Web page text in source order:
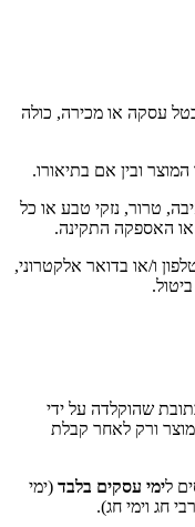
עסקה או מכירה, כולה
ובין אם בתיאורו.
טרור, נזקי טבע או כל
האספקה התקינה.
ו/או בדואר אלקטרוני,
שהוקלדה על ידי
ורק לאחר קבלת
ימי עסקים בלבד (ימי
חג וימי חג).